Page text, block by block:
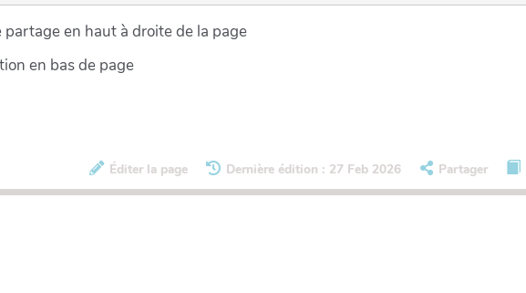
en haut à droite de la page
en bas de page
Éditer la page Dernière édition : 27 Feb 2026 Partager